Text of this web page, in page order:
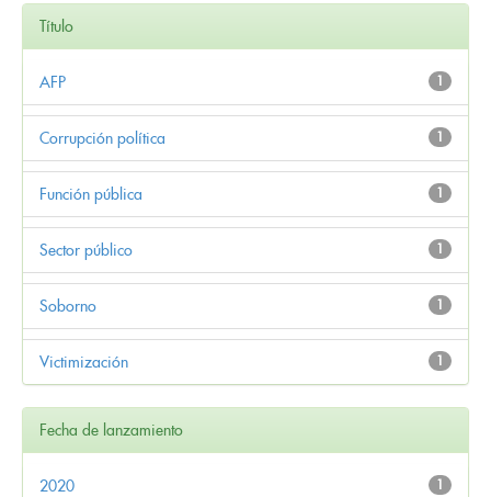
Título
1
AFP
1
Corrupción política
1
Función pública
1
Sector público
1
Soborno
1
Victimización
Fecha de lanzamiento
1
2020